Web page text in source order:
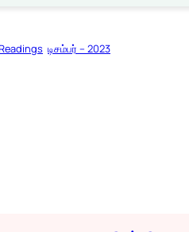
டிசம்பர் – 2023